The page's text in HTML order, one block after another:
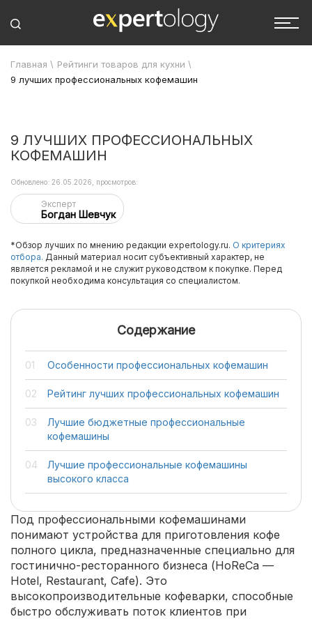
Главная \ Рейтинги товаров для кухни \
9 лучших профессиональных кофемашин
9 ЛУЧШИХ ПРОФЕССИОНАЛЬНЫХ
КОФЕМАШИН
Эксперт
Богдан Шевчук
Обновлено: 26.05.2026, просмотров:
*Обзор лучших по мнению редакции expertology.ru. О критериях
отбора. Данный материал носит субъективный характер, не
является рекламой и не служит руководством к покупке. Перед
покупкой необходима консультация со специалистом.
Содержание
Особенности профессиональных кофемашин
Рейтинг лучших профессиональных кофемашин
Лучшие бюджетные профессиональные
кофемашины
Лучшие профессиональные кофемашины
высокого класса
Под профессиональными кофемашинами
понимают устройства для приготовления кофе
полного цикла, предназначенные специально для
гостинично-ресторанного бизнеса (HoReCa —
Hotel, Restaurant, Cafe). Это
высокопроизводительные кофеварки, способные
быстро обслуживать поток клиентов при